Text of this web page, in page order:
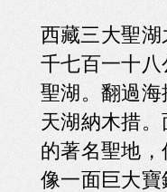
西藏三大聖湖
千七百一十
聖湖。翻過
天湖納木措
的著名聖地
像一面巨大